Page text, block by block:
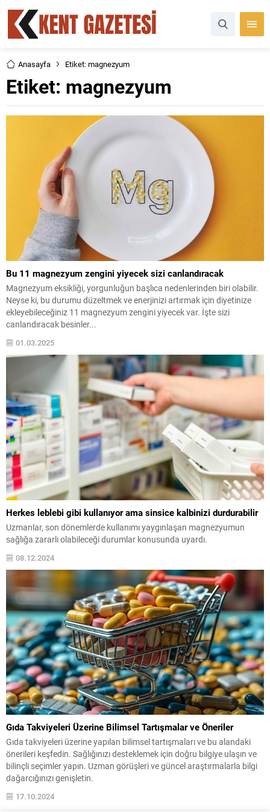
Anasayfa Etiket: magnezyum
Etiket: magnezyum
Bu 11 magnezyum zengini yiyecek sizi canlandıracak
Magnezyum eksikliği, yorgunluğun başlıca nedenlerinden biri olabilir.
Neyse ki, bu durumu düzeltmek ve enerjinizi artırmak için diyetinize
ekleyebileceğiniz 11 magnezyum zengini yiyecek var. İşte sizi
canlandıracak besinler...
01.03.2025
Herkes leblebi gibi kullanıyor ama sinsice kalbinizi durdurabilir
Uzmanlar, son dönemlerde kullanımı yaygınlaşan magnezyumun
sağlığa zararlı olabileceği durumlar konusunda uyardı.
08.12.2024
Gıda Takviyeleri Üzerine Bilimsel Tartışmalar ve Öneriler
Gıda takviyeleri üzerine yapılan bilimsel tartışmaları ve bu alandaki
önerileri keşfedin. Sağlığınızı desteklemek için doğru bilgiye ulaşın ve
bilinçli seçimler yapın. Uzman görüşleri ve güncel araştırmalarla bilgi
dağarcığınızı genişletin.
17.10.2024